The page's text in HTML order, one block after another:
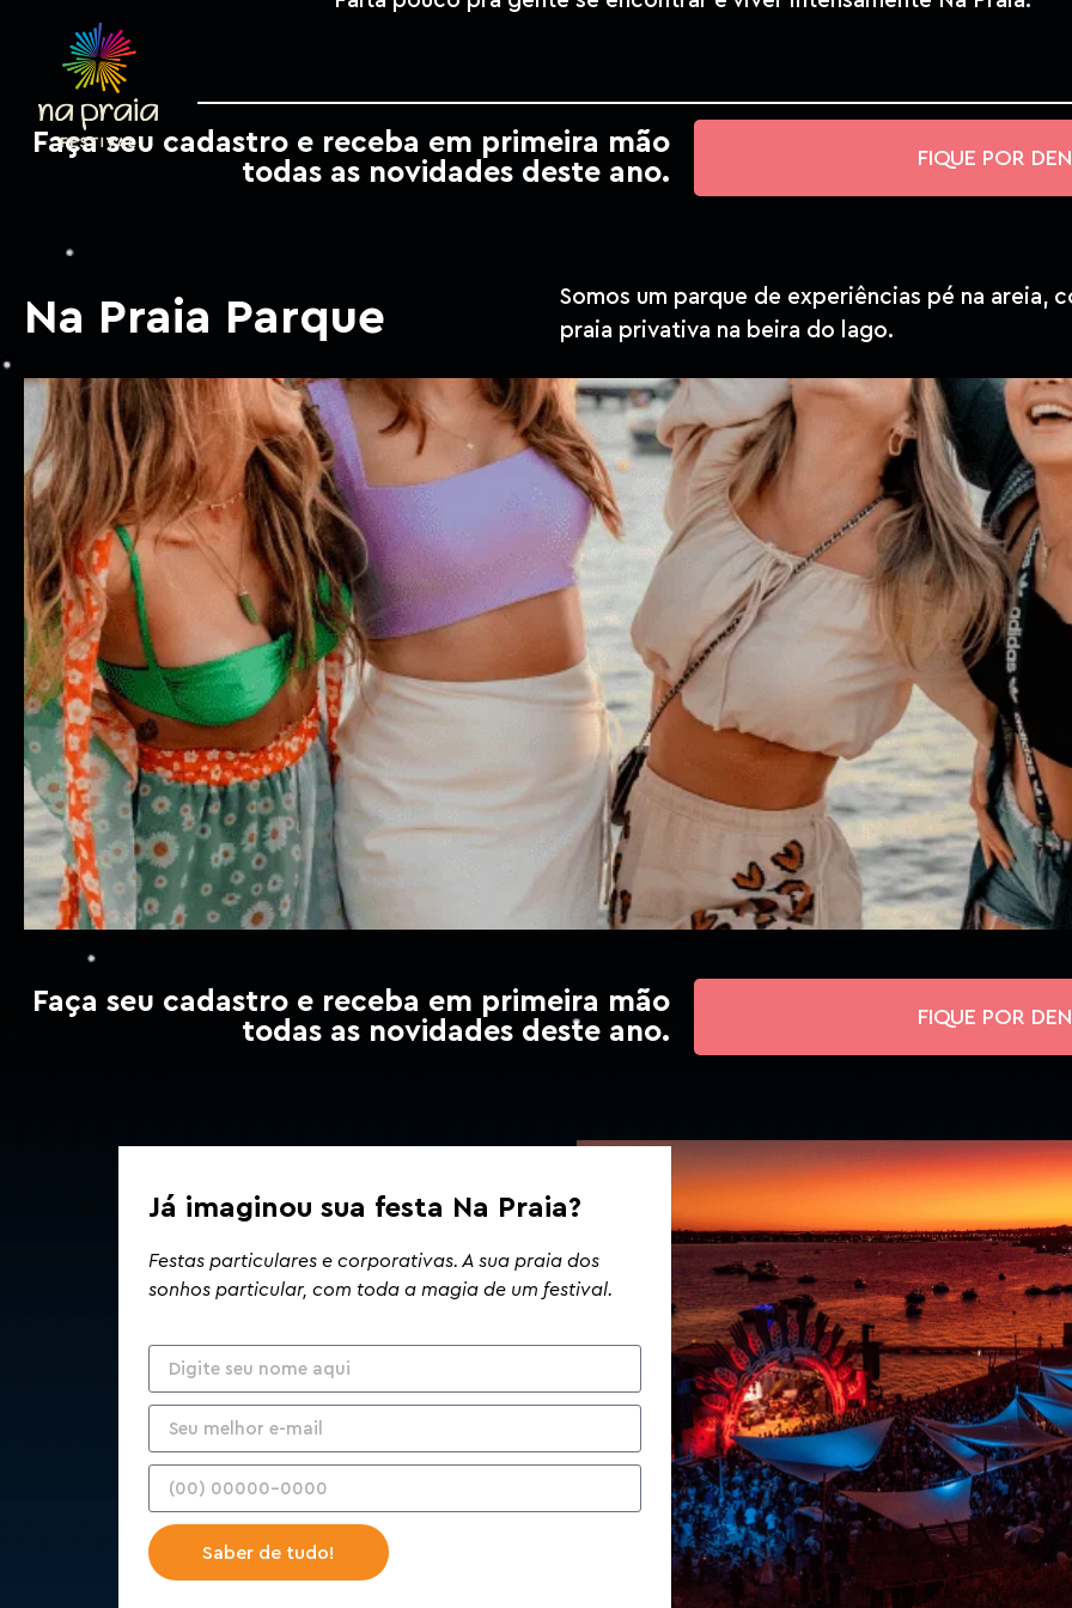
Faça seu cadastro e receba em primeira mão
todas as novidades deste ano.
FIQUE POR
Na Praia Parque
Somos um parque de experiências pé na areia,
praia privativa na beira do lago.
Faça seu cadastro e receba em primeira mão
todas as novidades deste ano.
FIQUE POR
Já imaginou sua festa Na Praia?
Festas particulares e corporativas. A sua praia dos
sonhos particular, com toda a magia de um festival.
Saber de tudo!